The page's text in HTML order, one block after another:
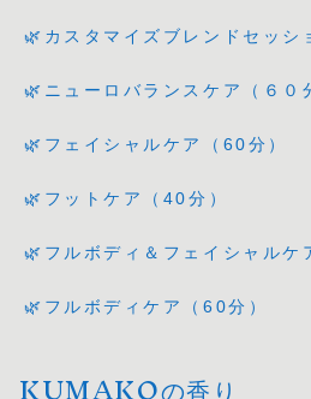
🌿カスタマイズブレンドセッシ
🌿ニューロバランスケア（６０
🌿フェイシャルケア（60分）
🌿フットケア（40分）
🌿フルボディ＆フェイシャルケ
🌿フルボディケア（60分）